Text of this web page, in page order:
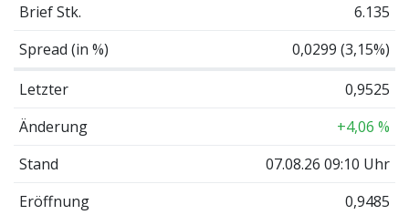
Brief Stk.
6.135
Spread (in %)
0,0299 (3,15%)
Letzter
0,9525
Änderung
+4,06 %
Stand
07.08.26 09:10 Uhr
Eröffnung
0,9485